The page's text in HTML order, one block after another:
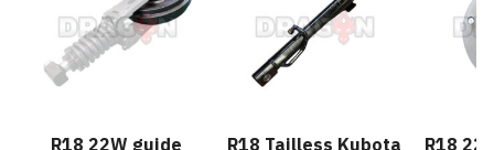
R18 22W guide
R18 Tailless Kubota
R18